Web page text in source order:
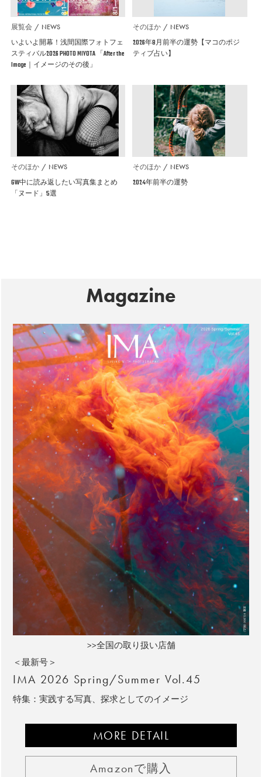
展覧会 NEWS
いよいよ開幕！浅間国際フォトフェ
スティバル2026 PHOTO MIYOTA 「After the
Image｜イメージのその後」
そのほか NEWS
2026年8月前半の運勢【マコのポジ
ティブ占い】
そのほか NEWS
GW中に読み返したい写真集まとめ
「ヌード」5選
そのほか NEWS
2024年前半の運勢
Magazine
>>全国の取り扱い店舗
＜最新号＞
IMA 2026 Spring/Summer Vol.45
特集：実践する写真、探求としてのイメージ
MORE DETAIL
Amazonで購入